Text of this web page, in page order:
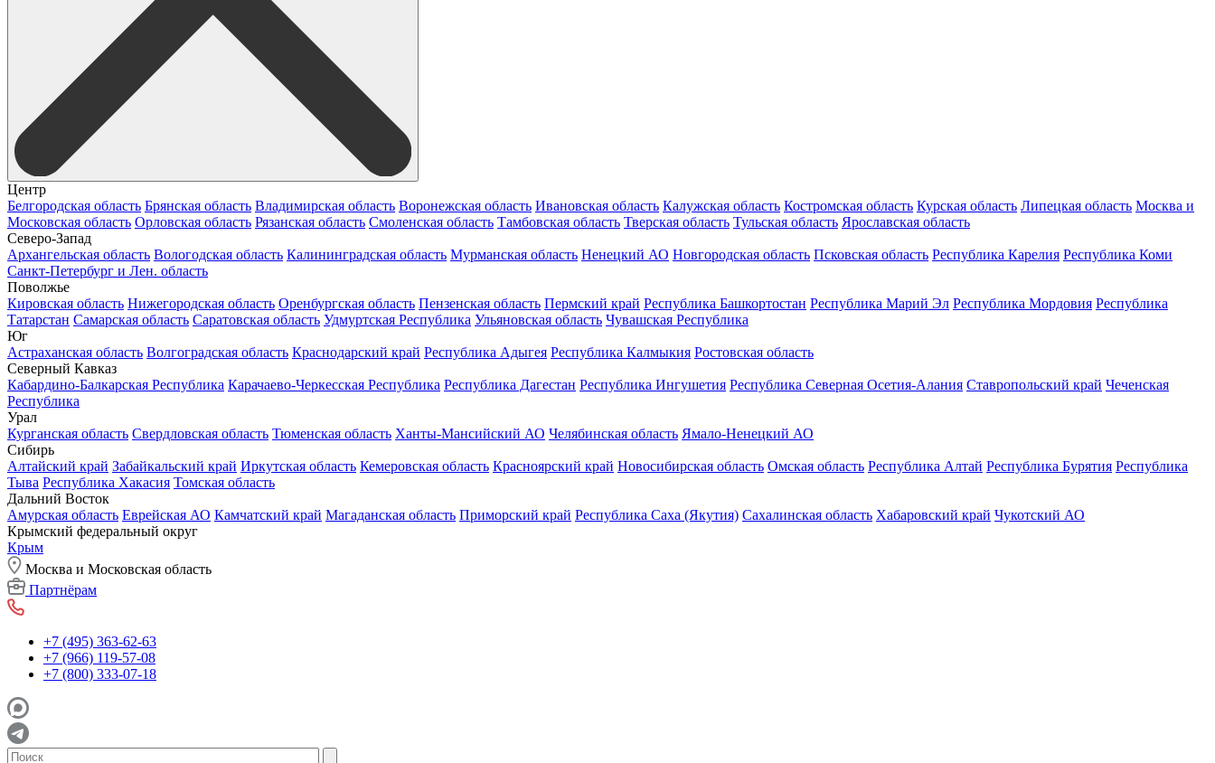
Центр
Белгородская область Брянская область Владимирская область Воронежская область Ивановская область Калужская область Костромская область Курская область Липецкая область Москва и
Московская область Орловская область Рязанская область Смоленская область Тамбовская область Тверская область Тульская область Ярославская область
Северо-Запад
Архангельская область Вологодская область Калининградская область Мурманская область Ненецкий АО Новгородская область Псковская область Республика Карелия Республика Коми
Санкт-Петербург и Лен. область
Поволжье
Кировская область Нижегородская область Оренбургская область Пензенская область Пермский край Республика Башкортостан Республика Марий Эл Республика Мордовия Республика
Татарстан Самарская область Саратовская область Удмуртская Республика Ульяновская область Чувашская Республика
Юг
Астраханская область Волгоградская область Краснодарский край Республика Адыгея Республика Калмыкия Ростовская область
Северный Кавказ
Кабардино-Балкарская Республика Карачаево-Черкесская Республика Республика Дагестан Республика Ингушетия Республика Северная Осетия-Алания Ставропольский край Чеченская
Республика
Урал
Курганская область Свердловская область Тюменская область Ханты-Мансийский АО Челябинская область Ямало-Ненецкий АО
Сибирь
Алтайский край Забайкальский край Иркутская область Кемеровская область Красноярский край Новосибирская область Омская область Республика Алтай Республика Бурятия Республика
Тыва Республика Хакасия Томская область
Дальний Восток
Амурская область Еврейская АО Камчатский край Магаданская область Приморский край Республика Саха (Якутия) Сахалинская область Хабаровский край Чукотский АО
Крымский федеральный округ
Крым
Москва и Московская область
Партнёрам
+7 (495) 363-62-63
+7 (966) 119-57-08
+7 (800) 333-07-18